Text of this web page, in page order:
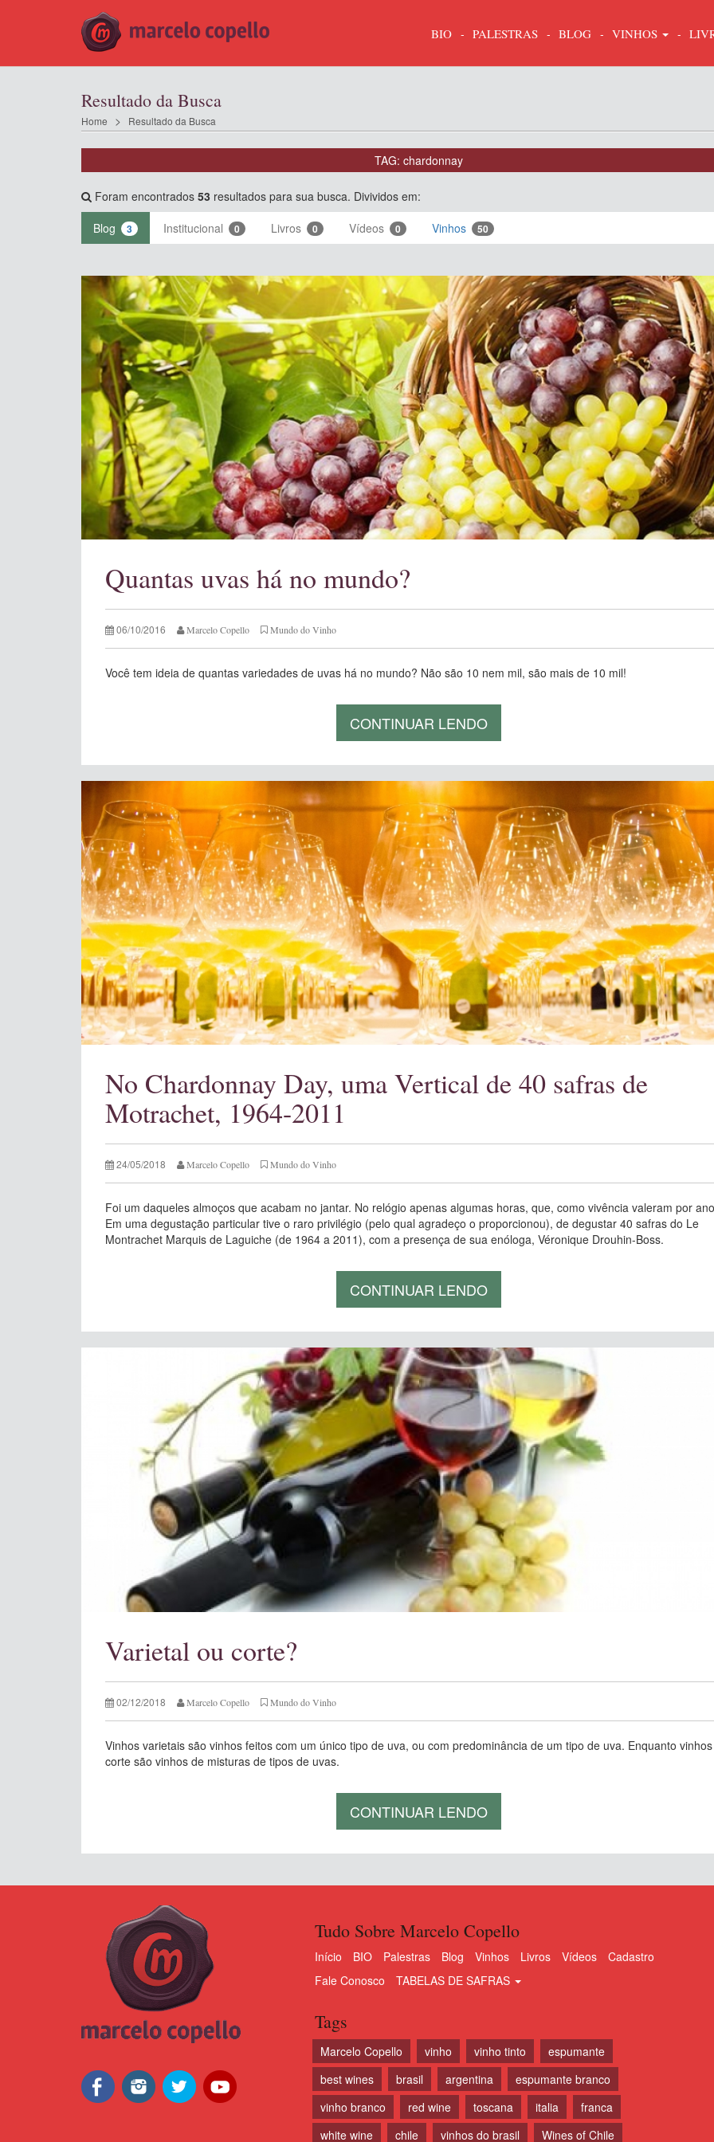
BIO PALESTRAS BLOG VINHOS
Resultado da Busca
Home Resultado da Busca
TAG: chardonnay
Foram encontrados 53 resultados para sua busca. Divividos em:
Blog
3 Institucional 0 Livros 0 Vídeos 0 Vinhos 50
Quantas uvas há no mundo?
06/10/2016 Marcelo Copello Mundo do Vinho
Você tem ideia de quantas variedades de uvas há no mundo? Não são 10 nem mil, são mais de 10 mil!
CONTINUAR LENDO
No Chardonnay Day, uma Vertical de 40 safras de
Motrachet, 1964-2011
24/05/2018 Marcelo Copello Mundo do Vinho
Foi um daqueles almoços que acabam no jantar. No relógio apenas algumas horas, que, como vivência valeram por
Em uma degustação particular tive o raro privilégio (pelo qual agradeço o proporcionou), de degustar 40 safras do Le
Montrachet Marquis de Laguiche (de 1964 a 2011), com a presença de sua enóloga, Véronique Drouhin-Boss.
CONTINUAR LENDO
Varietal ou corte?
02/12/2018 Marcelo Copello Mundo do Vinho
Vinhos varietais são vinhos feitos com um único tipo de uva, ou com predominância de um tipo de uva. Enquanto
corte são vinhos de misturas de tipos de uvas.
CONTINUAR LENDO
Tudo Sobre Marcelo Copello
Início BIO Palestras Blog Vinhos Livros Vídeos
Cadastro
Fale Conosco
TABELAS DE SAFRAS
Tags
Marcelo Copello vinho vinho tinto
espumante
best wines
brasil argentina
espumante branco
vinho branco
red wine toscana italia
franca
white wine
chile vinhos do brasil Wines of Chile